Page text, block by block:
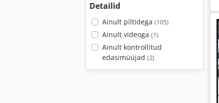
Detailid
Ainult piltidega (105)
Ainult videoga (1)
Ainult kontrollitud
edasimüüjad (2)